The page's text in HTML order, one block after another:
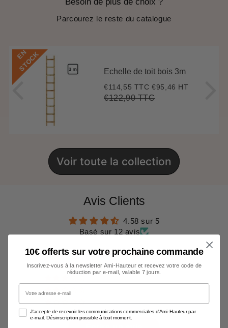
Parcourez le reste du catalogue
E
N
S
T
O
C
K Echelle de toit bois 3m
Prix
réduit
€114,55 TTC€114,55
€95,46 HT
Prix
€122,90 TTC€122,90
Voir toute la collection
Avis Clients
4.58 sur 5
Basé sur 12 avis
10
1
1
10€ offerts sur votre prochaine commande
Inscrivez-vous à la newsletter Ami-Hauteur et recevez votre code de
réduction par e-mail, valable 7 jours.
Votre adresse e-mail
J'accepte de recevoir les communications commerciales d'Ami-Hauteur par
e-mail. Désinscription possible à tout moment.